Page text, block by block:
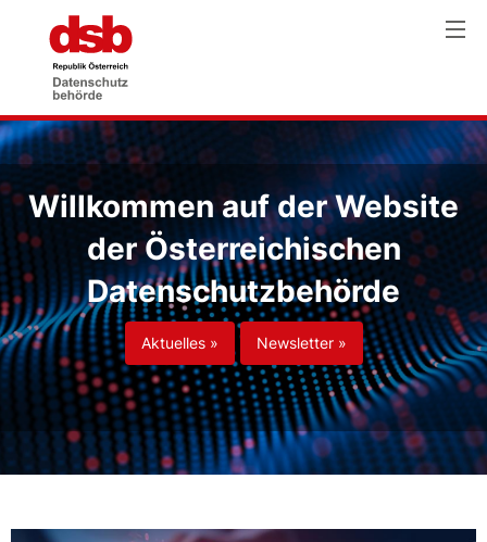
Willkommen auf der Website
der Österreichischen
Datenschutzbehörde
Aktuelles » Newsletter »